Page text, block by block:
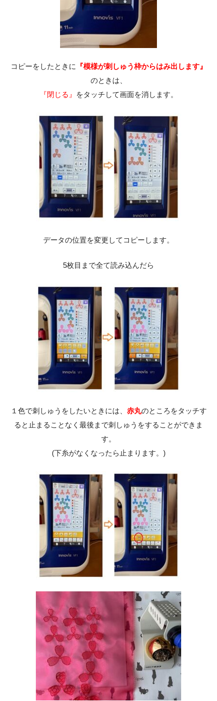
コピーをしたときに 『模様が刺しゅう枠からはみ出します』
のときは、
『閉じる』
をタッチして画面を消します。
データの位置を変更してコピーします。
5枚目まで全て読み込んだら
１色で刺しゅうをしたいときには、 赤丸のところをタッチす
ると止まることなく最後まで刺しゅうをすることができま
す。
(下糸がなくなったら止まります。)